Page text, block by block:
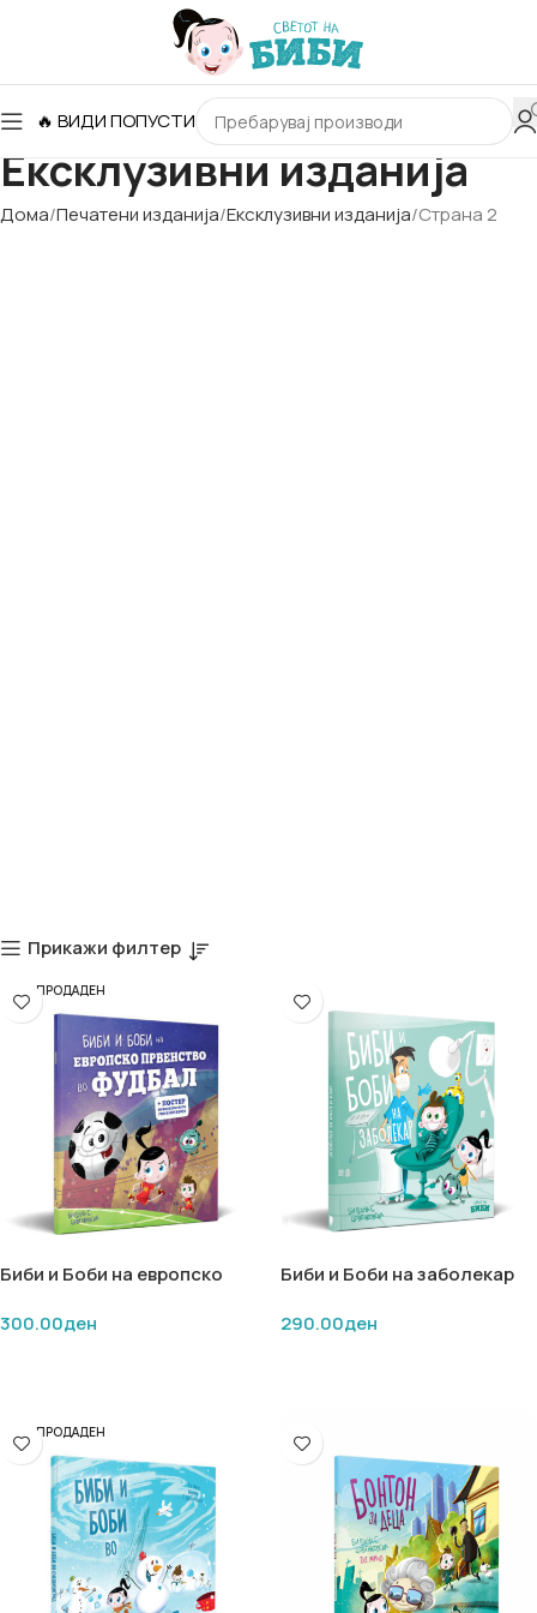
🔥 ВИДИ ПОПУСТИ
Ексклузивни изданија
Дома Печатени изданија Ексклузивни изданија Страна 2
Прикажи филтер
РАСПРОДАДЕН
Биби и Боби на европско
300.00ден
Биби и Боби на заболекар
290.00ден
РАСПРОДАДЕН